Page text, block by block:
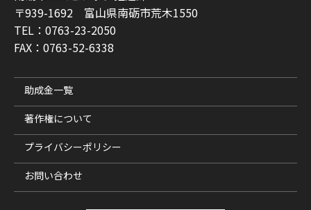
〒939-1692 富山県南砺市荒木1550
TEL：0763-23-2050
FAX：0763-52-6338
助成金一覧
著作権について
プライバシーポリシー
お問い合わせ